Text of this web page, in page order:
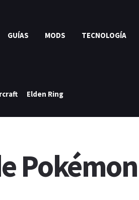
GUÍAS MODS TECNOLOGÍA
Elden Ring
Pokémon